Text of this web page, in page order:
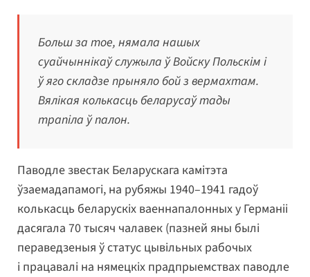
Больш за тое, нямала нашых
суайчыннікаў служыла ў Войску Польскім і
ў яго складзе прыняло бой з вермахтам.
Вялікая колькасць беларусаў тады
трапіла ў палон.
Паводле звестак Беларускага камітэта
ўзаемадапамогі, на рубяжы 1940–1941 гадоў
колькасць беларускіх ваеннапалонных у Германіі
дасягала 70 тысяч чалавек (пазней яны былі
пераведзеныя ў статус цывільных рабочых
і працавалі на нямецкіх прадпрыемствах паводле